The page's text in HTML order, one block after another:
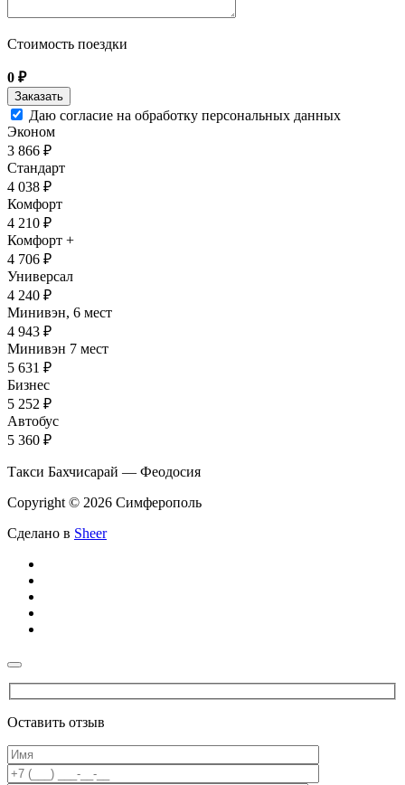
Стоимость поездки
0 ₽
Даю согласие на обработку персональных данных
Эконом
3 866 ₽
Стандарт
4 038 ₽
Комфорт
4 210 ₽
Комфорт +
4 706 ₽
Универсал
4 240 ₽
Минивэн, 6 мест
4 943 ₽
Минивэн 7 мест
5 631 ₽
Бизнес
5 252 ₽
Автобус
5 360 ₽
Такси Бахчисарай — Феодосия
Copyright © 2026 Симферополь
Сделано в Sheer
Оставить отзыв